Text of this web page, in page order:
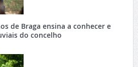
de Braga ensina a conhecer e
do concelho